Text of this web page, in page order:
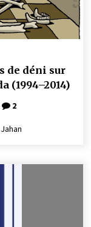
de déni sur
(1994–2014)
2